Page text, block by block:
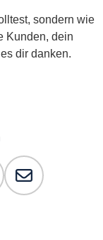
sondern wie
Kunden, dein
dir danken.